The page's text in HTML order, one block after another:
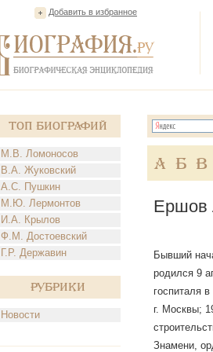
Добавить в избранное
Топ Биографий
М.В. Ломоносов
В.А. Жуковский
А.С. Пушкин
М.Ю. Лермонтов
И.А. Крылов
Ф.М. Достоевский
Г.Р. Державин
Рубрики
Новости
А Б В
Ершов
Бывший
родился 9
госпиталя
г. Москвы;
Знамени,